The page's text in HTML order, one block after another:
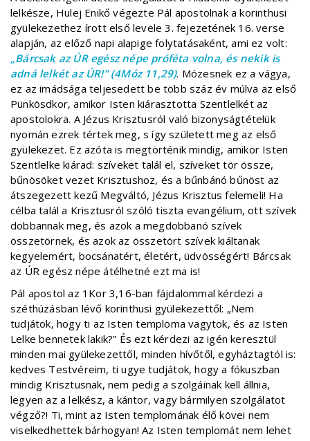
lelkésze, Hulej Enikő végezte Pál apostolnak a korinthusi
gyülekezethez írott első levele 3. fejezetének 16. verse
alapján, az előző napi alapige folytatásaként, ami ez volt:
„Bárcsak az ÚR egész népe próféta volna, és nekik is
adná lelkét az ÚR!” (4Móz 11,29). Mózesnek ez a vágya,
ez az imádsága teljesedett be több száz év múlva az első
Pünkösdkor, amikor Isten kiárasztotta Szentlelkét az
apostolokra. A Jézus Krisztusról való bizonyságtételük
nyomán ezrek tértek meg, s így született meg az első
gyülekezet. Ez azóta is megtörténik mindig, amikor Isten
Szentlelke kiárad: szíveket talál el, szíveket tör össze,
bűnösöket vezet Krisztushoz, és a bűnbánó bűnöst az
átszegezett kezű Megváltó, Jézus Krisztus felemeli! Ha
célba talál a Krisztusról szóló tiszta evangélium, ott szívek
dobbannak meg, és azok a megdobbanó szívek
összetörnek, és azok az összetört szívek kiáltanak
kegyelemért, bocsánatért, életért, üdvösségért! Bárcsak
az ÚR egész népe átélhetné ezt ma is!
Pál apostol az 1Kor 3,16-ban fájdalommal kérdezi a
széthúzásban lévő korinthusi gyülekezettől: „Nem
tudjátok, hogy ti az Isten temploma vagytok, és az Isten
Lelke bennetek lakik?” És ezt kérdezi az igén keresztül
minden mai gyülekezettől, minden hívőtől, egyháztagtól is:
kedves Testvéreim, ti ugye tudjátok, hogy a fókuszban
mindig Krisztusnak, nem pedig a szolgáinak kell állnia,
legyen az a lelkész, a kántor, vagy bármilyen szolgálatot
végző?! Ti, mint az Isten templomának élő kövei nem
viselkedhettek bárhogyan! Az Isten templomát nem lehet